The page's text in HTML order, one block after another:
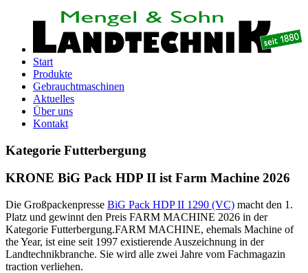
Start
Produkte
Gebrauchtmaschinen
Aktuelles
Über uns
Kontakt
Kategorie Futterbergung
KRONE BiG Pack HDP II ist Farm Machine 2026
Die Großpackenpresse BiG Pack HDP II 1290 (VC) macht den 1.
Platz und gewinnt den Preis FARM MACHINE 2026 in der
Kategorie Futterbergung.FARM MACHINE, ehemals Machine of
the Year, ist eine seit 1997 existierende Auszeichnung in der
Landtechnikbranche. Sie wird alle zwei Jahre vom Fachmagazin
traction verliehen.